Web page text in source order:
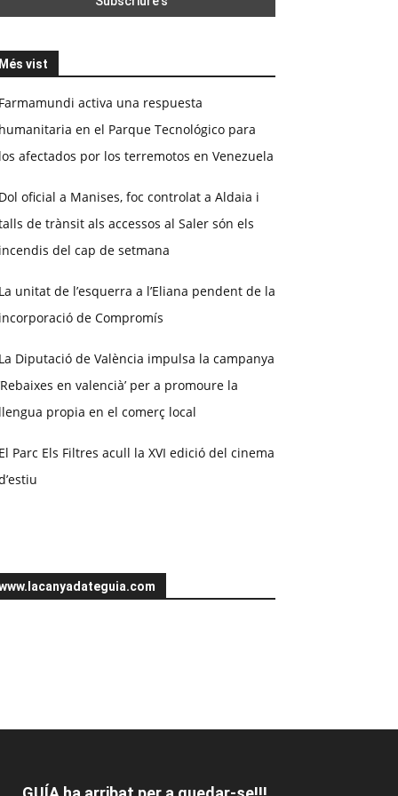
Més vist
Farmamundi activa una respuesta
humanitaria en el Parque Tecnológico para
los afectados por los terremotos en Venezuela
Dol oficial a Manises, foc controlat a Aldaia i
de trànsit als accessos al Saler són els
incendis del cap de setmana
La unitat de l’esquerra a l’Eliana pendent de la
incorporació de Compromís
La Diputació de València impulsa la campanya
en valencià’ per a promoure la
llengua propia en el comerç local
El Parc Els Filtres acull la XVI edició del cinema